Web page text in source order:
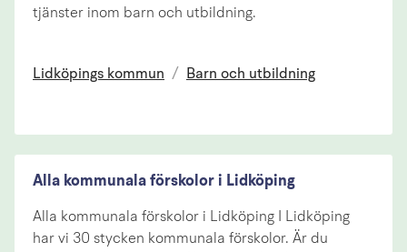
tjänster inom barn och utbildning.
Lidköpings kommun / Barn och utbildning
Alla kommunala förskolor i Lidköping
Alla kommunala förskolor i Lidköping I Lidköping
har vi 30 stycken kommunala förskolor. Är du